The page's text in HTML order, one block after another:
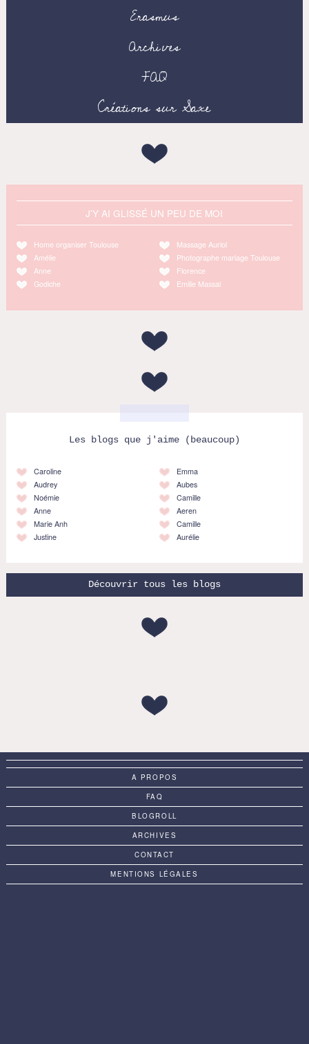
Erasmus
Archives
FAQ
Créations sur Saxe
J'Y AI GLISSÉ UN PEU DE MOI
Home organiser Toulouse
Amélie
Anne
Godiche
Massage Auriol
Photographe mariage Toulouse
Florence
Emilie Massal
Les blogs que j'aime (beaucoup)
Caroline
Audrey
Noémie
Anne
Marie Anh
Justine
Emma
Aubes
Camille
Aeren
Camille
Aurélie
Découvrir tous les blogs
A PROPOS
FAQ
BLOGROLL
ARCHIVES
CONTACT
MENTIONS LÉGALES